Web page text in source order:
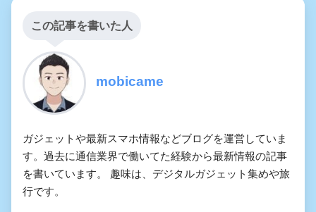
この記事を書いた人
mobicame
ガジェットや最新スマホ情報などブログを運営していま
す。過去に通信業界で働いてた経験から最新情報の記事
を書いています。 趣味は、デジタルガジェット集めや旅
行です。